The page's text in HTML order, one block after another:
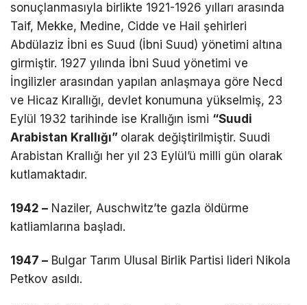
sonuçlanmasıyla birlikte 1921-1926 yılları arasında
Taif, Mekke, Medine, Cidde ve Hail şehirleri
Abdülaziz İbni es Suud (İbni Suud) yönetimi altına
girmiştir. 1927 yılında İbni Suud yönetimi ve
İngilizler arasından yapılan anlaşmaya göre Necd
ve Hicaz Kırallığı, devlet konumuna yükselmiş, 23
Eylül 1932 tarihinde ise Krallığın ismi “Suudi
Arabistan Krallığı” olarak değiştirilmiştir. Suudi
Arabistan Krallığı her yıl 23 Eylül’ü milli gün olarak
kutlamaktadır.
1942 – Naziler, Auschwitz’te gazla öldürme
katliamlarına başladı.
1947 – Bulgar Tarım Ulusal Birlik Partisi lideri Nikola
Petkov asıldı.